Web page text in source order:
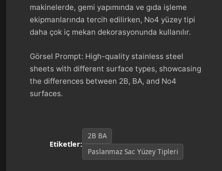
makinelerde, gemi yapımında ve gıda işleme
ekipmanlarında tercih edilirken, No4 yüzey tipi
daha çok iç mekan dekorasyonunda kullanılır.
Görsel Prompt: High-quality stainless steel
sheets with different surface types, showcasing
the differences between 2B, BA, and No4
surfaces.
Etiketler:
2B BA
Paslanmaz Sac Yüzey Tipleri